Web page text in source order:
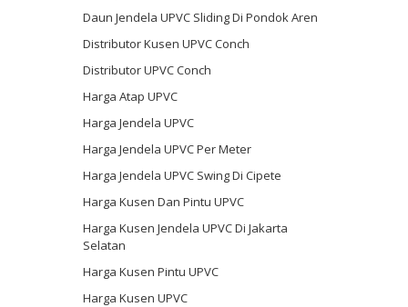
Daun Jendela UPVC Sliding Di Pondok Aren
Distributor Kusen UPVC Conch
Distributor UPVC Conch
Harga Atap UPVC
Harga Jendela UPVC
Harga Jendela UPVC Per Meter
Harga Jendela UPVC Swing Di Cipete
Harga Kusen Dan Pintu UPVC
Harga Kusen Jendela UPVC Di Jakarta
Selatan
Harga Kusen Pintu UPVC
Harga Kusen UPVC